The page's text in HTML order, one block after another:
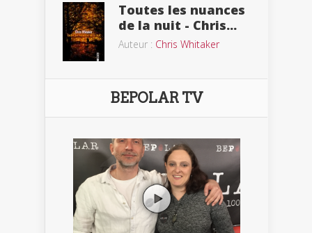
Toutes les nuances
de la nuit - Chris...
Auteur : Chris Whitaker
BEPOLAR TV